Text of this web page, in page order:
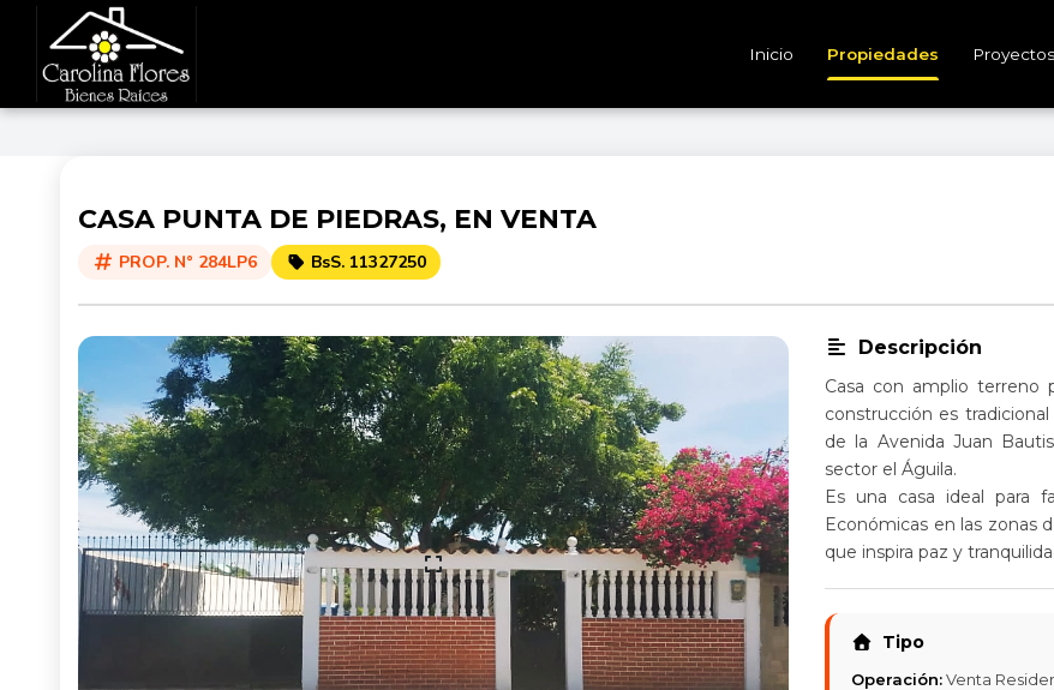
Inicio Propiedades Proyectos
CASA PUNTA DE PIEDRAS, EN VENTA
PROP. N° 284LP6 BsS. 11327250
Descripción
Casa con amplio terreno
construcción es
de la Avenida Juan
sector el Águila.
Es una casa ideal para
Económicas en las zonas
que inspira paz y
Tipo
Operación:Venta